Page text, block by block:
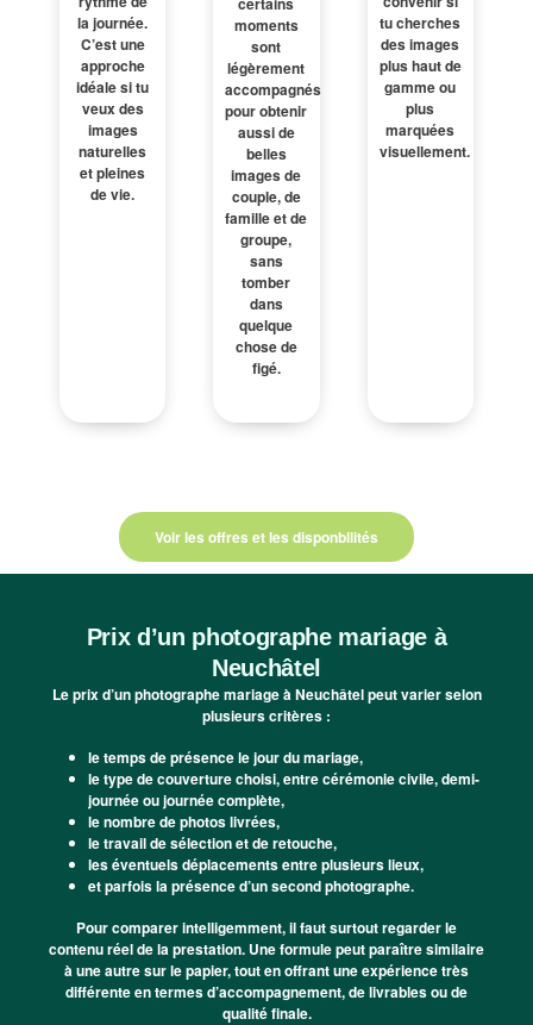
la journée.
C’est une
approche
idéale si tu
veux des
images
naturelles
et pleines
de vie.
moments
sont
légèrement
accompagnés
pour obtenir
aussi de
belles
images de
couple, de
famille et de
groupe,
sans
tomber
dans
quelque
chose de
figé.
tu cherches
des images
plus haut de
gamme ou
plus
marquées
visuellement.
Voir les offres et les disponbilités
Prix d’un photographe mariage à
Neuchâtel
Le prix d’un photographe mariage à Neuchâtel peut varier selon
plusieurs critères :
le temps de présence le jour du mariage,
le type de couverture choisi, entre cérémonie civile, demi-
journée ou journée complète,
le nombre de photos livrées,
le travail de sélection et de retouche,
les éventuels déplacements entre plusieurs lieux,
et parfois la présence d’un second photographe.
Pour comparer intelligemment, il faut surtout regarder le
contenu réel de la prestation. Une formule peut paraître similaire
à une autre sur le papier, tout en offrant une expérience très
différente en termes d’accompagnement, de livrables ou de
qualité finale.